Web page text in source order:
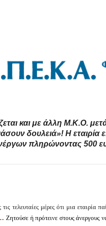
και με άλλη Μ.Κ.Ο.
δουλειά»! Η
πληρώνοντας 500
τις τελευταίες μέρες ότι μια
Ζητούσε ή πρότεινε στους